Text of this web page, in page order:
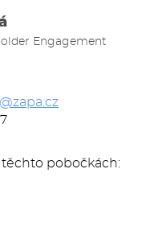
Engagement
pobočkách: